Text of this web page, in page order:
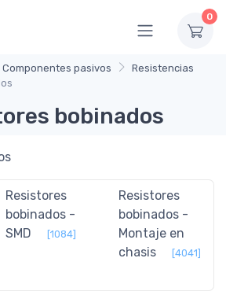
0
Componentes pasivos
Resistencias
bobinados
Resistores
bobinados -
SMD
[1084]
Resistores
bobinados -
Montaje en
chasis
[4041]